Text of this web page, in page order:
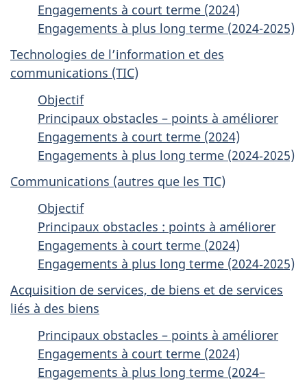
Engagements à court terme (2024)
Engagements à plus long terme (2024-2025)
Technologies de l’information et des
communications (TIC)
Objectif
Principaux obstacles – points à améliorer
Engagements à court terme (2024)
Engagements à plus long terme (2024‑2025)
Communications (autres que les TIC)
Objectif
Principaux obstacles : points à améliorer
Engagements à court terme (2024)
Engagements à plus long terme (2024‑2025)
Acquisition de services, de biens et de services
liés à des biens
Principaux obstacles – points à améliorer
Engagements à court terme (2024)
Engagements à plus long terme (2024–